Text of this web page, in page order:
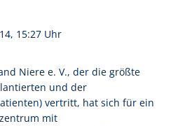
15:27 Uhr
Niere e. V., der die größte
und der
vertritt, hat sich für ein
mit